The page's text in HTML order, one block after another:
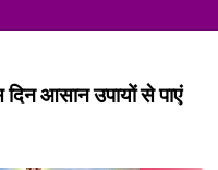
आसान उपायों से पाएं